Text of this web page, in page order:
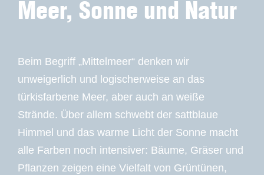
Meer, Sonne und Natur
Beim Begriff „Mittelmeer“ denken wir
unweigerlich und logischerweise an das
türkisfarbene Meer, aber auch an weiße
Strände. Über allem schwebt der sattblaue
Himmel und das warme Licht der Sonne macht
alle Farben noch intensiver: Bäume, Gräser und
Pflanzen zeigen eine Vielfalt von Grüntünen,